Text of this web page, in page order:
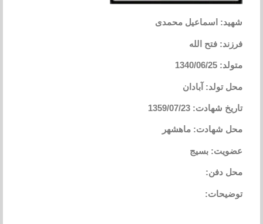
شهید: اسماعیل محمدی
فرزند: فتح الله
متولد: 1340/06/25
محل تولد: آبادان
تاریخ شهادت: 1359/07/23
محل شهادت: ماهشهر
عضویت: بسیج
محل دفن:
توضیحات: